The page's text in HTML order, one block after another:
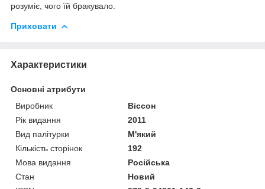
розуміє, чого їй бракувало.
Приховати
Характеристики
Основні атрибути
Виробник
Віссон
Рік видання
2011
Вид палітурки
М'який
Кількість сторінок
192
Мова видання
Російська
Стан
Новий